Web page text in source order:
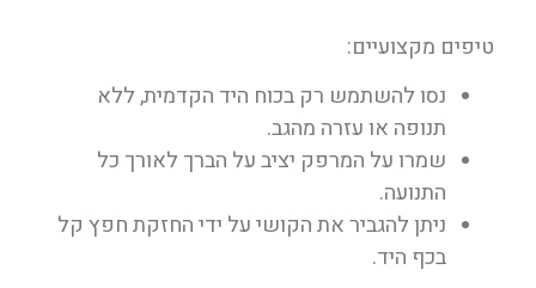
טיפים מקצועיים:
נסו להשתמש רק בכוח היד הקדמית, ללא
תנופה או עזרה מהגב.
שמרו על המרפק יציב על הברך לאורך כל
התנועה.
ניתן להגביר את הקושי על ידי החזקת חפץ קל
בכף היד.